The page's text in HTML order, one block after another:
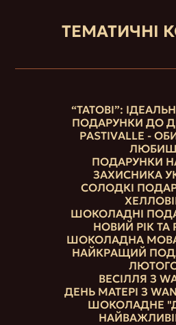
ТЕМАТИЧНІ
“ТАТОВІ”:
ПОДАРУНКИ ДО
PASTIVALLE -
ЛЮБИШ
ПОДАРУНКИ
ЗАХИСНИКА
СОЛОДКІ
ШОКОЛАДНІ
НОВИЙ РІК ТА
ШОКОЛАДНА
НАЙКРАЩИЙ
ВЕСІЛЛЯ З
ДЕНЬ МАТЕРІ З
ШОКОЛАДНЕ